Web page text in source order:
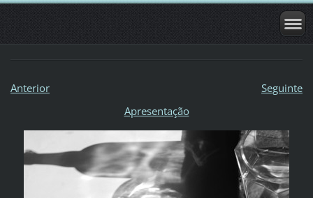
Anterior
Seguinte
Apresentação